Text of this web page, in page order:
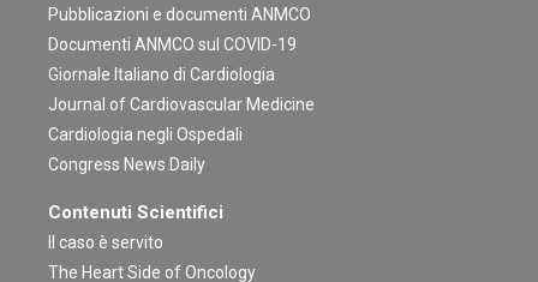
Pubblicazioni e documenti ANMCO
Documenti ANMCO sul COVID-19
Giornale Italiano di Cardiologia
Journal of Cardiovascular Medicine
Cardiologia negli Ospedali
Congress News Daily
Contenuti Scientifici
Il caso è servito
The Heart Side of Oncology